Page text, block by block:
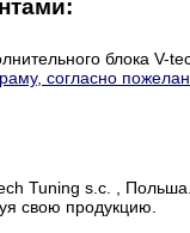
блока V-
согласно
Tuning s.c. , Польша.
свою продукцию.